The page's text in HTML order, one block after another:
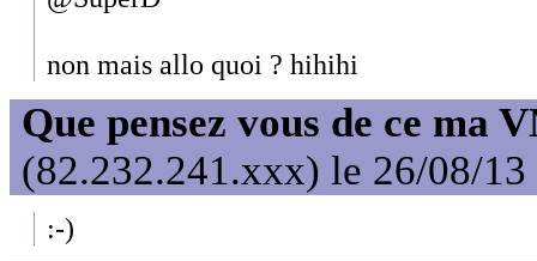
non mais allo quoi ? hihihi
Que pensez vous de ce ma
(82.232.241.xxx) le 26/08/13
:-)